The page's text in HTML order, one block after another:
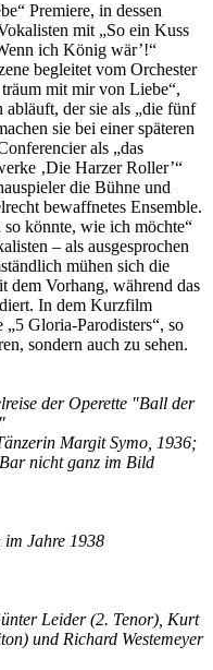
Premiere, in dessen
mit „So ein Kuss
ich König wär’!“
begleitet vom Orchester
mit mir von Liebe“,
der sie als „die fünf
sie bei einer späteren
als „das
‚Die Harzer Roller’“
die Bühne und
bewaffnetes Ensemble.
könnte, wie ich möchte“
– als ausgesprochen
mühen sich die
dem Vorhang, während das
In dem Kurzfilm
„5 Gloria-Parodisters“, so
sondern auch zu sehen.
der Operette "Ball der
Margit Symo, 1936;
nicht ganz im Bild
im Jahre 1938
Leider (2. Tenor), Kurt
und Richard Westemeyer